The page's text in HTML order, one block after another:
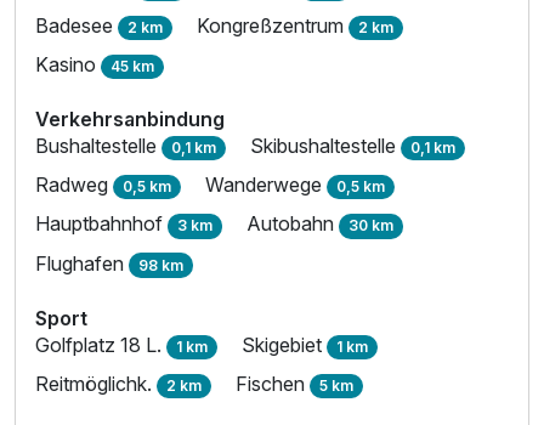
Badesee 2 km Kongreßzentrum 2 km
Kasino 45 km
Verkehrsanbindung
Bushaltestelle 0,1 km Skibushaltestelle 0,1 km
Radweg 0,5 km Wanderwege 0,5 km
Hauptbahnhof 3 km Autobahn 30 km
Flughafen 98 km
Sport
Golfplatz 18 L. 1 km Skigebiet 1 km
Reitmöglichk. 2 km Fischen 5 km